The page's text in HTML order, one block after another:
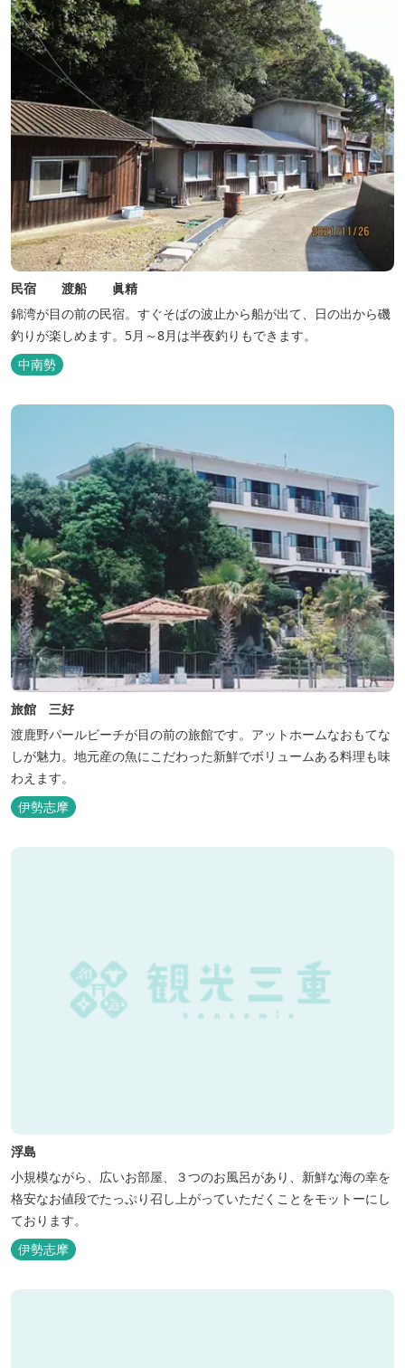
民宿 渡船 眞精
錦湾が目の前の民宿。すぐそばの波止から船が出て、日の出から磯
釣りが楽しめます。5月～8月は半夜釣りもできます。
中南勢
旅館 三好
渡鹿野パールビーチが目の前の旅館です。アットホームなおもてな
しが魅力。地元産の魚にこだわった新鮮でボリュームある料理も味
わえます。
伊勢志摩
浮島
小規模ながら、広いお部屋、３つのお風呂があり、新鮮な海の幸を
格安なお値段でたっぷり召し上がっていただくことをモットーにし
ております。
伊勢志摩